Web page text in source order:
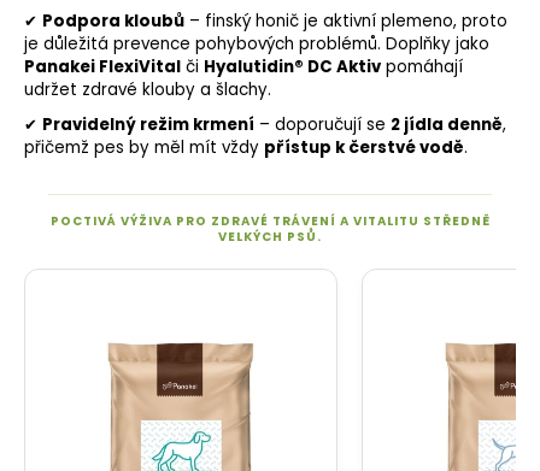
✔ Podpora kloubů – finský honič je aktivní plemeno, proto
je důležitá prevence pohybových problémů. Doplňky jako
Panakei FlexiVital či Hyalutidin® DC Aktiv pomáhají
udržet zdravé klouby a šlachy.
✔ Pravidelný režim krmení – doporučují se 2 jídla denně,
přičemž pes by měl mít vždy přístup k čerstvé vodě.